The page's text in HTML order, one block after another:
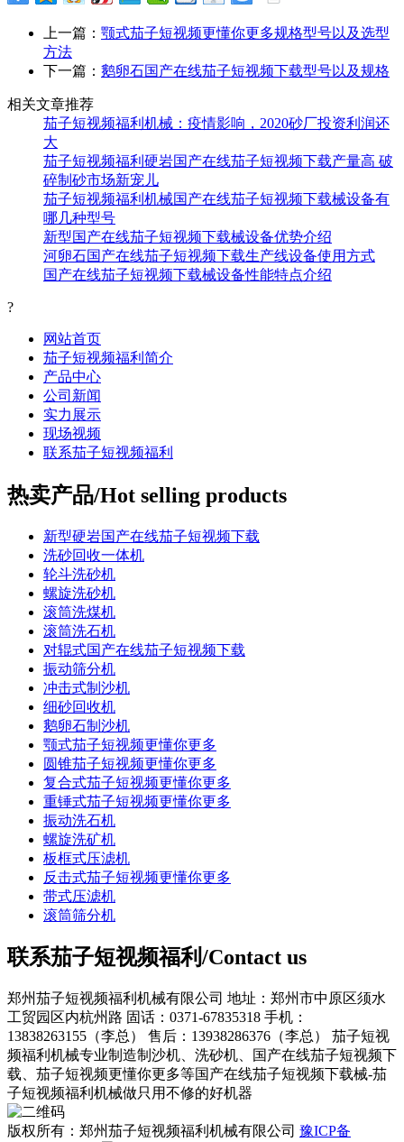
上一篇： 颚式茄子短视频更懂你更多规格型号以及选型
方法
下一篇： 鹅卵石国产在线茄子短视频下载型号以及规格
相关文章推荐
茄子短视频福利机械：疫情影响，2020砂厂投资利润还
大
茄子短视频福利硬岩国产在线茄子短视频下载产量高 破
碎制砂市场新宠儿
茄子短视频福利机械国产在线茄子短视频下载械设备有
哪几种型号
新型国产在线茄子短视频下载械设备优势介绍
河卵石国产在线茄子短视频下载生产线设备使用方式
国产在线茄子短视频下载械设备性能特点介绍
?
网站首页
茄子短视频福利简介
产品中心
公司新闻
实力展示
现场视频
联系茄子短视频福利
热卖产品/Hot selling products
新型硬岩国产在线茄子短视频下载
洗砂回收一体机
轮斗洗砂机
螺旋洗砂机
滚筒洗煤机
滚筒洗石机
对辊式国产在线茄子短视频下载
振动筛分机
冲击式制沙机
细砂回收机
鹅卵石制沙机
颚式茄子短视频更懂你更多
圆锥茄子短视频更懂你更多
复合式茄子短视频更懂你更多
重锤式茄子短视频更懂你更多
振动洗石机
螺旋洗矿机
板框式压滤机
反击式茄子短视频更懂你更多
带式压滤机
滚筒筛分机
联系茄子短视频福利/Contact us
郑州茄子短视频福利机械有限公司 地址：郑州市中原区须水
工贸园区内杭州路 固话：0371-67835318 手机：
13838263155（李总） 售后：13938286376（李总）
茄子短视
频福利机械专业制造制沙机、洗砂机、国产在线茄子短视频下
载、茄子短视频更懂你更多等国产在线茄子短视频下载械-茄
子短视频福利机械做只用不修的好机器
版权所有：郑州茄子短视频福利机械有限公司 豫ICP备